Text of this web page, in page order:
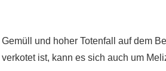
und hoher Totenfall auf dem
ist, kann es sich auch um